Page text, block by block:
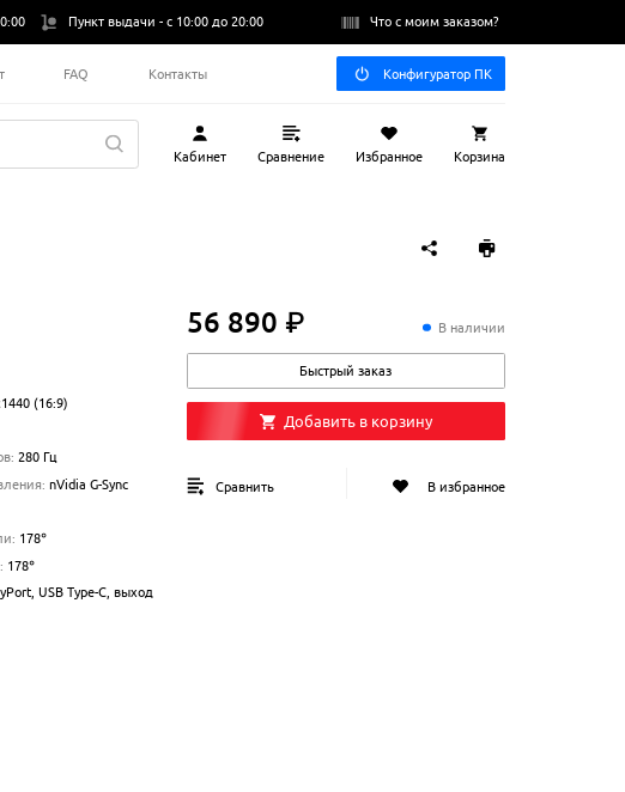
Пункт выдачи -с 10:00 до 20:00 Что с моим заказом?
FAQ Контакты Конфигуратор ПК
Кабинет Сравнение Избранное Корзина
(16:9)
: 280 Гц
: nVidia G-Sync
: 178°
: 178°
USB Type-C, выход
56 890 ₽56 890 ₽ В наличии
Быстрый заказ
Добавить в корзину
Сравнить В избранное